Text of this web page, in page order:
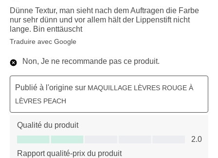
Dünne Textur, man sieht nach dem Auftragen die Farbe
nur sehr dünn und vor allem hält der Lippenstift nicht
lange. Bin enttäuscht
Traduire avec Google
Non, Je ne recommande pas ce produit.
Publié à l'origine sur MAQUILLAGE LÈVRES ROUGE À
LÈVRES PEACH
Qualité du produit
Qualité du produit, 2.0 sur 5
2.0
Rapport qualité-prix du produit